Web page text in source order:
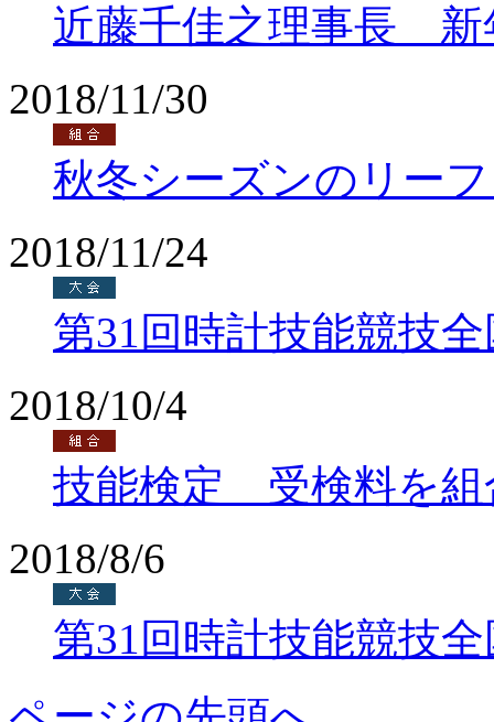
近藤千佳之理事長 新
2018/11/30
秋冬シーズンのリー
2018/11/24
第31回時計技能競技
2018/10/4
技能検定 受検料を組
2018/8/6
第31回時計技能競技